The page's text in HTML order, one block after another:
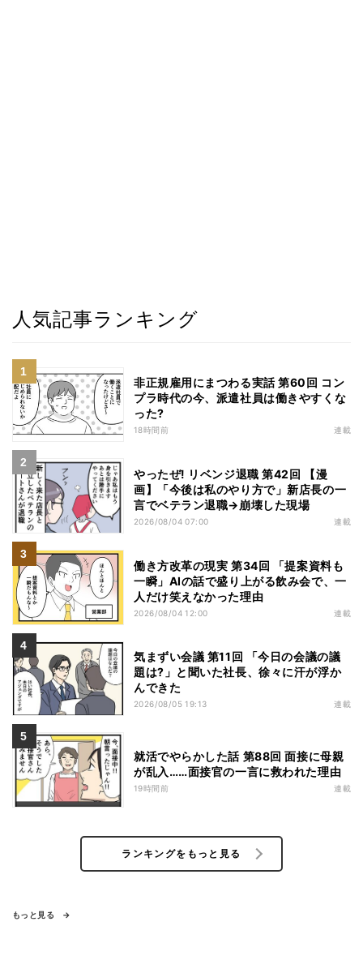
人気記事ランキング
非正規雇用にまつわる実話 第60回 コン
プラ時代の今、派遣社員は働きやすくな
った?
18時間前 連載
やったぜ! リベンジ退職 第42回 【漫
画】「今後は私のやり方で」新店長の一
言でベテラン退職→崩壊した現場
2026/08/04 07:00 連載
働き方改革の現実 第34回 「提案資料も
一瞬」AIの話で盛り上がる飲み会で、一
人だけ笑えなかった理由
2026/08/04 12:00 連載
気まずい会議 第11回 「今日の会議の議
題は?」と聞いた社長、徐々に汗が浮か
んできた
2026/08/05 19:13 連載
就活でやらかした話 第88回 面接に母親
が乱入……面接官の一言に救われた理由
19時間前 連載
ランキングをもっと見る
もっと見る